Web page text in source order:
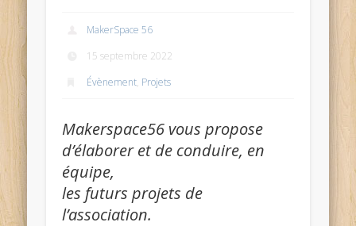
MakerSpace 56
15 septembre 2022
Évènement, Projets
Makerspace56 vous propose
d’élaborer et de conduire, en
équipe,
les futurs projets de
l’association.